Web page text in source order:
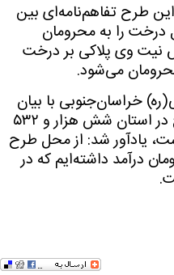
طرح تفاهم‌نامه‌ای بین
را به محرومان
نیت وی پلاکی بر درخت
می‌شود.
خراسان‌جنوبی با بیان
در استان شش هزار و ۵۳۲
یادآور شد: از محل طرح
درآمد داشته‌ایم که در
.